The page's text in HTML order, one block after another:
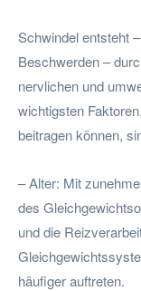
Schwindel entsteht
Beschwerden –
nervlichen und
wichtigsten
beitragen können,
– Alter: Mit
des
und die
häufiger auftreten.